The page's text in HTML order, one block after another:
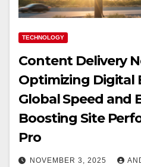
TECHNOLOGY
Content Delivery
Optimizing Digital
Global Speed and
Boosting Site
Pro
NOVEMBER 3, 2025